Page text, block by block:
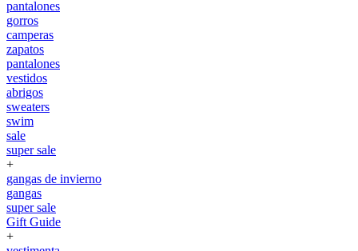
pantalones
gorros
camperas
zapatos
pantalones
vestidos
abrigos
sweaters
swim
sale
super sale
+
gangas de invierno
gangas
super sale
Gift Guide
+